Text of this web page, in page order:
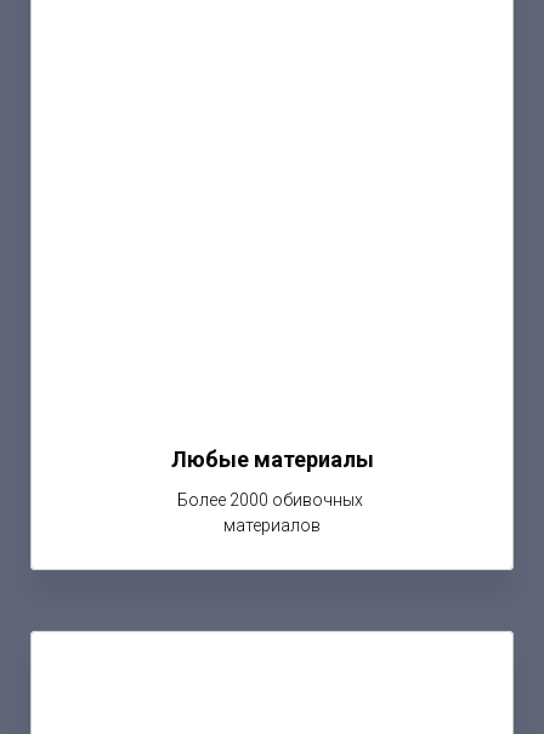
Любые материалы
Более 2000 обивочных
материалов